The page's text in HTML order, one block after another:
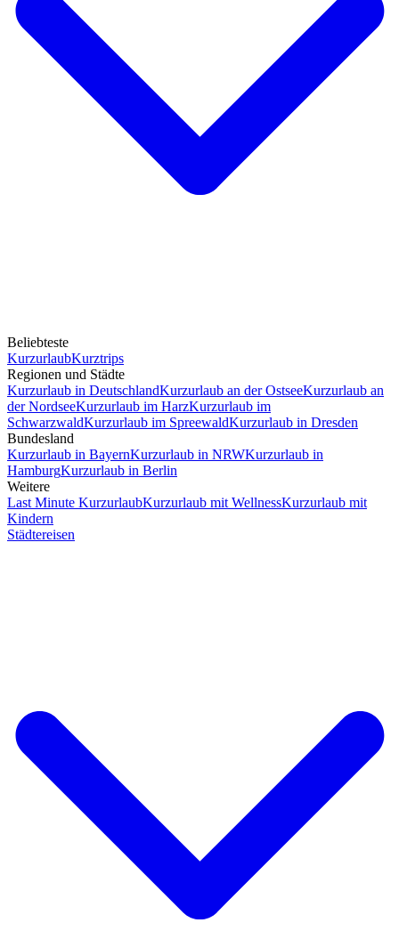
Beliebteste
KurzurlaubKurztrips
Regionen und Städte
Kurzurlaub in DeutschlandKurzurlaub an der OstseeKurzurlaub an
der NordseeKurzurlaub im HarzKurzurlaub im
SchwarzwaldKurzurlaub im SpreewaldKurzurlaub in Dresden
Bundesland
Kurzurlaub in BayernKurzurlaub in NRWKurzurlaub in
HamburgKurzurlaub in Berlin
Weitere
Last Minute KurzurlaubKurzurlaub mit WellnessKurzurlaub mit
Kindern
Städtereisen